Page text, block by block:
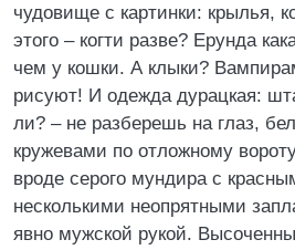
чудовище с картинки: крылья,
этого – когти разве? Ерунда
чем у кошки. А клыки?
рисуют! И одежда дурацкая:
ли? – не разберешь на глаз,
кружевами по отложному
вроде серого мундира с
несколькими неопрятными
явно мужской рукой.